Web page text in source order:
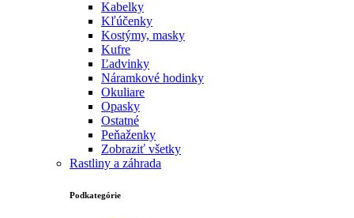
Kabelky
Kľúčenky
Kostýmy, masky
Kufre
Ľadvinky
Náramkové hodinky
Okuliare
Opasky
Ostatné
Peňaženky
Zobraziť všetky
Rastliny a záhrada
Podkategórie